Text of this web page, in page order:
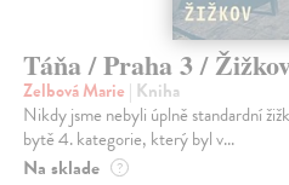
Táňa / Praha 3 /
Zelbová Marie | Kniha
Nikdy jsme nebyli úplně standardní
bytě 4. kategorie, který byl v...
Na sklade ?